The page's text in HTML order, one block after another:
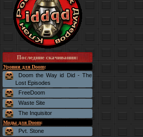
Последние скачивания:
Уровни для Doom:
Doom the Way id Did - The
Lost Episodes
FreeDoom
Waste Site
The Inquisitor
Моды для Doom:
Pvt. Stone